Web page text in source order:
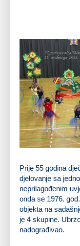
Prije 55 godina
djelovanje sa
neprilagođenim
onda se 1976.
objekta na
je 4 skupine.
nadograđivao.